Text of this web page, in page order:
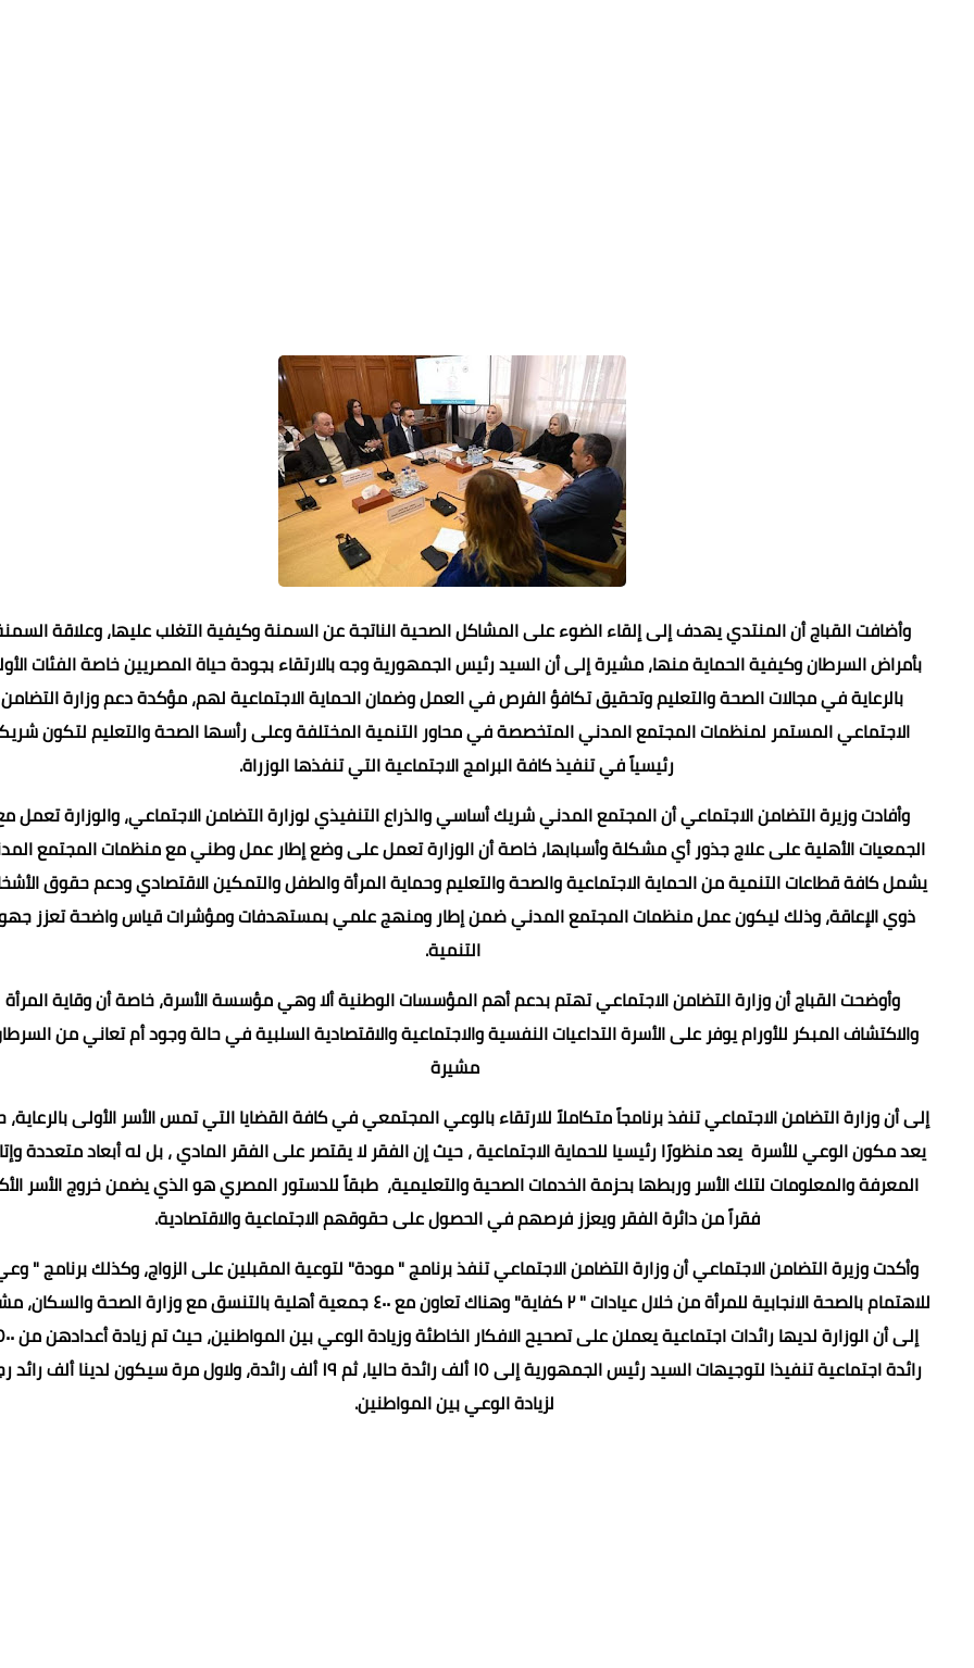
وأضافت القباج أن المنتدي يهدف إلى إلقاء الضوء على المشاكل الصحية الناتجة عن السمنة وكيفية التغلب عليها، وعلاقة
بأمراض السرطان وكيفية الحماية منها، مشيرة إلى أنالسيد رئيس الجمهورية وجه بالارتقاء بجودة حياة المصريين خاصة الفئات
بالرعاية في مجالات الصحة والتعليم وتحقيق تكافؤ الفرص في العمل وضمان الحماية الاجتماعية لهم، مؤكدة دعم وزارة التضامن
الاجتماعي المستمر لمنظمات المجتمع المدني المتخصصة في محاور التنمية المختلفة وعلى رأسها الصحة والتعليم لتكون
رئيسياً في تنفيذ كافة البرامج الاجتماعية التي تنفذها الوزراة.
وأفادت وزيرة التضامن الاجتماعي أن المجتمع المدني شريك أساسي والذراع التنفيذي لوزارة التضامن الاجتماعي، والوزارة تعمل
الجمعيات الأهلية على علاج جذور أي مشكلة وأسبابها، خاصة أن الوزارة تعمل على وضع إطار عمل وطني مع منظمات المجتمع
يشمل كافة قطاعات التنمية من الحماية الاجتماعية والصحة والتعليم وحماية المرأة والطفل والتمكين الاقتصادي ودعم حقوق
ذوي الإعاقة، وذلك ليكون عمل منظمات المجتمع المدني ضمن إطار ومنهج علمي بمستهدفات ومؤشرات قياس واضحة تعزز
التنمية.
وأوضحت القباج أن وزارة التضامن الاجتماعي تهتم بدعم أهم المؤسسات الوطنية ألا وهي مؤسسة الأسرة، خاصة أن وقاية المرأة
والاكتشاف المبكر للأورام يوفر على الأسرة التداعيات النفسية والاجتماعية والاقتصادية السلبية في حالة وجود أم تعاني من
مشيرة
إلى أن وزارة التضامن الاجتماعي تنفذ برنامجاً متكاملاً للارتقاء بالوعي المجتمعي في كافة القضايا التي تمس الأسر الأولى
يعد مكون الوعي للأسرة يعد منظورًا رئيسيا للحماية الاجتماعية ، حيث إن الفقر لا يقتصر على الفقر المادي ، بل له أبعاد متعددة
المعرفة والمعلومات لتلك الأسر وربطها بحزمة الخدمات الصحية والتعليمية، طبقاً للدستور المصري هو الذي يضمن خروج الأسر
فقراً من دائرة الفقر ويعزز فرصهم في الحصول على حقوقهم الاجتماعية والاقتصادية.
وأكدت وزيرة التضامن الاجتماعي أن وزارة التضامن الاجتماعي تنفذ برنامج " مودة" لتوعية المقبلين على الزواج، وكذلك برنامج "
للاهتمام بالصحة الانجابية للمرأة من خلال عيادات " ٢ كفاية" وهناك تعاون مع ٤٠٠ جمعية أهلية بالتنسق مع وزارة الصحة
إلى أن الوزارة لديها رائدات اجتماعية
رائدة اجتماعية تنفيذا لتوجيهات السيد رئيس الجمهورية إلى ١٥ ألف رائدة حاليا، ثم ١٩ ألف رائدة، ولاول مرة سيكون لدينا ألف
لزيادة الوعي بين المواطنين.